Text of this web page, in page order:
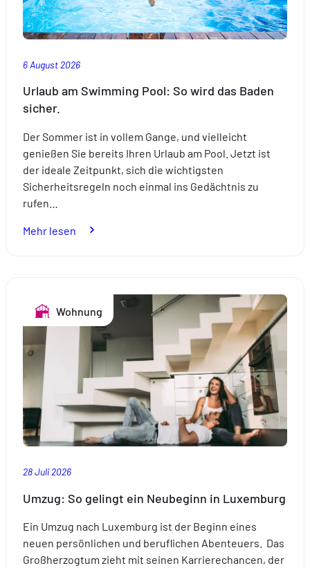
6 August 2026
Urlaub am Swimming Pool: So wird das Baden
sicher.
Der Sommer ist in vollem Gange, und vielleicht
genießen Sie bereits Ihren Urlaub am Pool. Jetzt ist
der ideale Zeitpunkt, sich die wichtigsten
Sicherheitsregeln noch einmal ins Gedächtnis zu
rufen…
Mehr lesen
So
wird
das
Baden
sicher.
Wohnung
28 Juli 2026
Umzug: So gelingt ein Neubeginn in Luxemburg
Ein Umzug nach Luxemburg ist der Beginn eines
neuen persönlichen und beruflichen Abenteuers. Das
Großherzogtum zieht mit seinen Karrierechancen, der